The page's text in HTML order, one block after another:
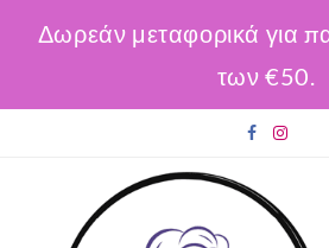
Δωρεάν μεταφορικά για
των €50.